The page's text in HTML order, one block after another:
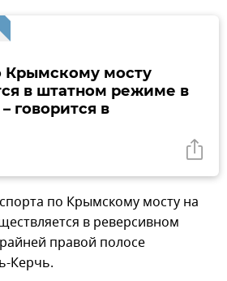
мосту
в штатном режиме в
говорится в
по Крымскому мосту на
в реверсивном
правой полосе
Керчь.